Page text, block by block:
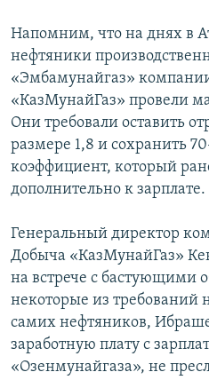
Напомним, что на днях в
нефтяники
«Эмбамунайгаз»
«КазМунайГаз» провели
Они требовали оставить
размере 1,8 и сохранить
коэффициент, который
дополнительно к зарплате.
Генеральный директор
Добыча «КазМунайГаз»
на встрече с бастующими
некоторые из требований
самих нефтяников,
заработную плату с
«Озенмунайгаза», не